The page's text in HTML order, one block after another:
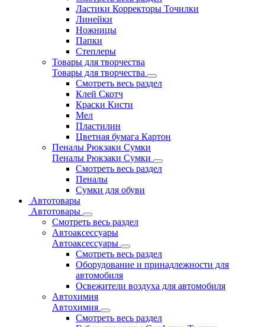
Ластики Корректоры Точилки
Линейки
Ножницы
Папки
Степлеры
Товары для творчества
Товары для творчества
Смотреть весь раздел
Клей Скотч
Краски Кисти
Мел
Пластилин
Цветная бумага Картон
Пеналы Рюкзаки Сумки
Пеналы Рюкзаки Сумки
Смотреть весь раздел
Пеналы
Сумки для обуви
Автотовары
Автотовары
Смотреть весь раздел
Автоаксессуары
Автоаксессуары
Смотреть весь раздел
Оборудование и принадлежности для
автомобиля
Освежители воздуха для автомобиля
Автохимия
Автохимия
Смотреть весь раздел